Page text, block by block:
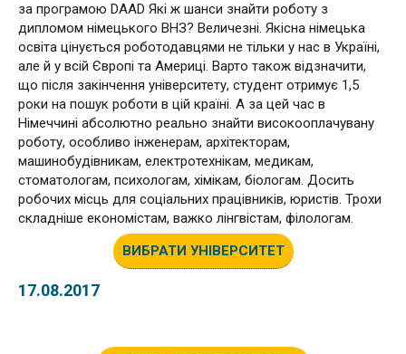
за програмою DAAD Які ж шанси знайти роботу з
дипломом німецького ВНЗ? Величезні. Якісна німецька
освіта цінується роботодавцями не тільки у нас в Україні,
але й у всій Європі та Америці. Варто також відзначити,
що після закінчення університету, студент отримує 1,5
роки на пошук роботи в цій країні. А за цей час в
Німеччині абсолютно реально знайти високооплачувану
роботу, особливо інженерам, архітекторам,
машинобудівникам, електротехнікам, медикам,
стоматологам, психологам, хімікам, біологам. Досить
робочих місць для соціальних працівників, юристів. Трохи
складніше економістам, важко лінгвістам, філологам.
ВИБРАТИ УНІВЕРСИТЕТ
17.08.2017